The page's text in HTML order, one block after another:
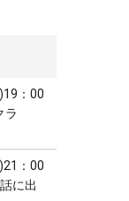
：00
ラ
：00
に出